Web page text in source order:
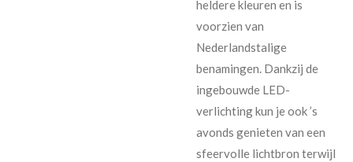
heldere kleuren en is
voorzien van
Nederlandstalige
benamingen. Dankzij de
ingebouwde LED-
verlichting kun je ook ’s
avonds genieten van een
sfeervolle lichtbron terwijl